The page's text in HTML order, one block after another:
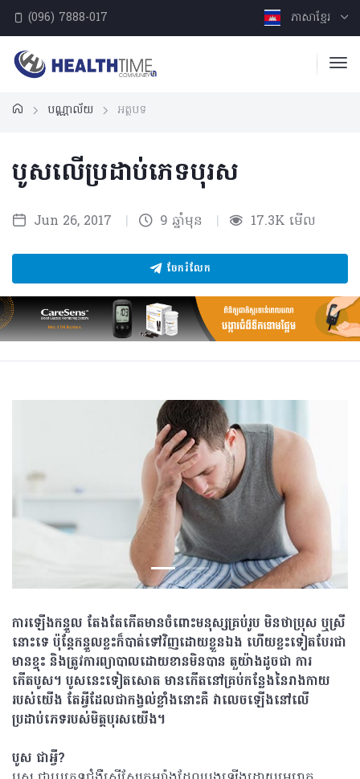
(096) 7888-017 ភាសាខ្មែរ
បណ្ណាល័យ អត្ថបទ
បូសលើប្រដាប់ភេទបុរស
Jun 26, 2017 | 9 ឆ្នាំមុន | 17.3K មើល
ចែករំលែក
ការឡើងកន្ទួល តែងតែកើតមានចំពោះមនុស្សគ្រប់រូប មិនថាប្រុស ឬស្រី
នោះទេ ប៉ុន្តែកន្ទួលខ្លះក៏បាត់ទៅវិញដោយខ្លួនឯង ហើយខ្លះទៀតបែរជា
មានខ្ទុះ និងត្រូវការព្យាបាលដោយខានមិនបាន តួយ៉ាងដូចជា ការ
កើតបូស។ បូសនេះទៀតសោត មានកើតនៅគ្រប់កន្លែងនៃរាងកាយ​
របស់យើង តែអ្វីដែលជាកង្វល់ខ្លាំងនោះគឺ វាលេចឡើងនៅលើ
ប្រដាប់ភេទរបស់មិត្តបុរសយើង។
បូស ជាអ្វី?